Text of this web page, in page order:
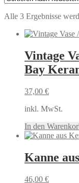
Alle 3 Ergebnisse
Vintage
Bay
37,00 €
inkl. MwSt.
In den
Kanne
46,00 €